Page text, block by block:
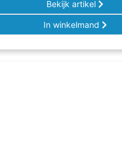
Bekijk artikel
In winkelmand